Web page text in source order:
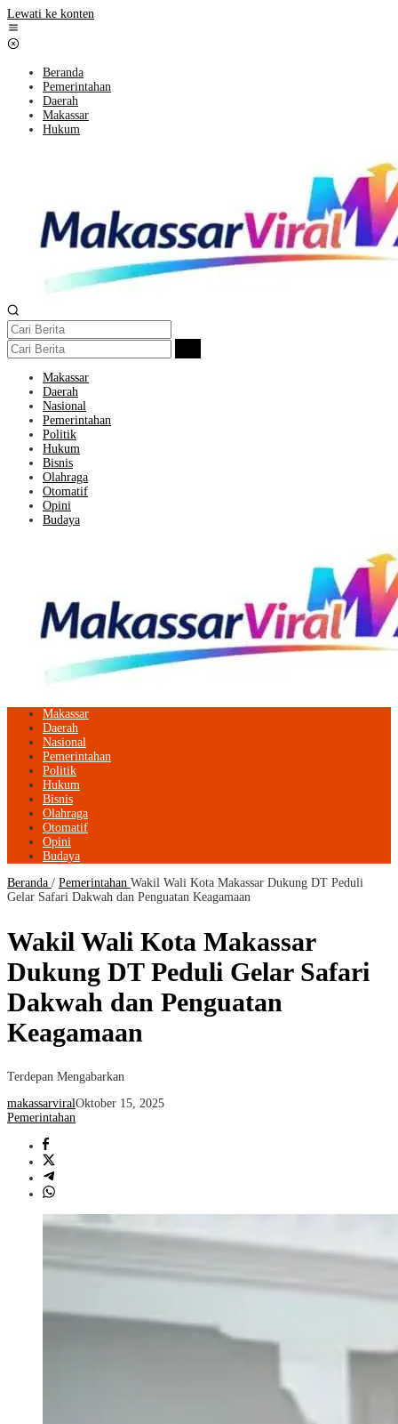
Lewati ke konten
Beranda
Pemerintahan
Daerah
Makassar
Hukum
Makassar
Daerah
Nasional
Pemerintahan
Politik
Hukum
Bisnis
Olahraga
Otomatif
Opini
Budaya
Makassar
Daerah
Nasional
Pemerintahan
Politik
Hukum
Bisnis
Olahraga
Otomatif
Opini
Budaya
Beranda / Pemerintahan Wakil Wali Kota Makassar Dukung DT Peduli
Gelar Safari Dakwah dan Penguatan Keagamaan
Wakil Wali Kota Makassar
Dukung DT Peduli Gelar Safari
Dakwah dan Penguatan
Keagamaan
Terdepan Mengabarkan
makassarviralOktober 15, 2025
Pemerintahan